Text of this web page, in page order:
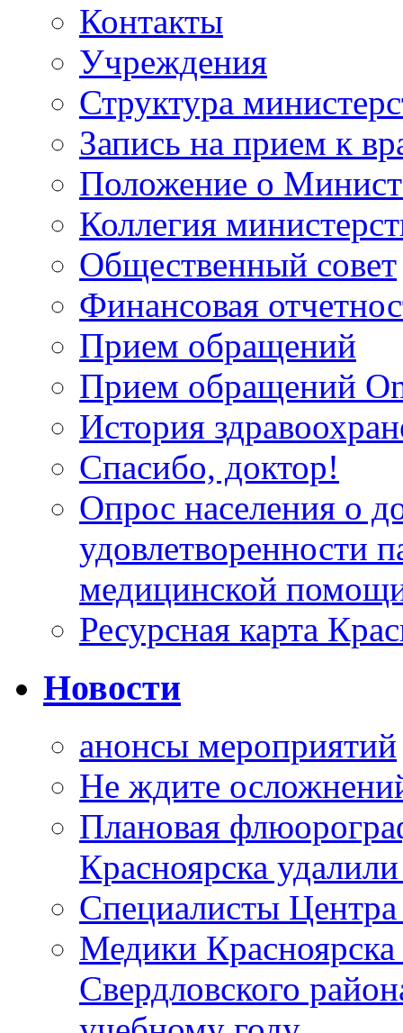
Контакты
Учреждения
Структура
Запись на прием к
Положение о
Коллегия
Общественный совет
Финансовая
Прием обращений
Прием обращений
История
Спасибо, доктор!
Опрос населения о
удовлетворенности
медицинской
Ресурсная карта
Новости
анонсы мероприятий
Не ждите
Плановая
Красноярска
Специалисты
Медики
Свердловского